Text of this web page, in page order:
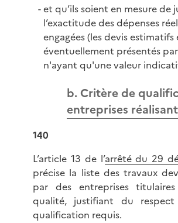
et qu’ils soient en mesure de
l’exactitude des dépenses
engagées (les devis estimatifs
éventuellement présentés
n'ayant qu'une valeur
b. Critère de
entreprises
140
L’article 13 de l’arrêté du 29
précise la liste des travaux
par des entreprises
qualité, justifiant du
qualification requis.